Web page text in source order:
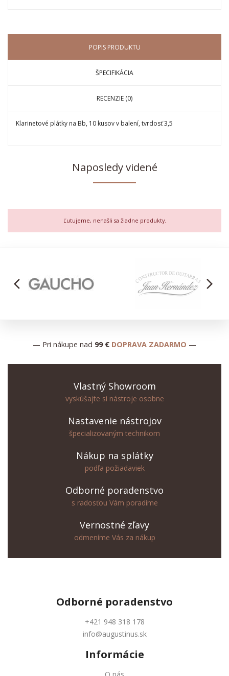
POPIS PRODUKTU
ŠPECIFIKÁCIA
RECENZIE (0)
Klarinetové plátky na Bb, 10 kusov v balení, tvrdosť 3,5
Naposledy videné
Ľutujeme, nenašli sa žiadne produkty.
arrow_back_ios arrow_forward_ios
— Pri nákupe nad 99 € DOPRAVA ZADARMO —
Vlastný Showroom
vyskúšajte si nástroje osobne
Nastavenie nástrojov
špecializovaným technikom
Nákup na splátky
podľa požiadaviek
Odborné poradenstvo
s radosťou Vám poradíme
Vernostné zľavy
odmeníme Vás za nákup
Odborné poradenstvo
+421 948 318 178
info@augustinus.sk
Informácie